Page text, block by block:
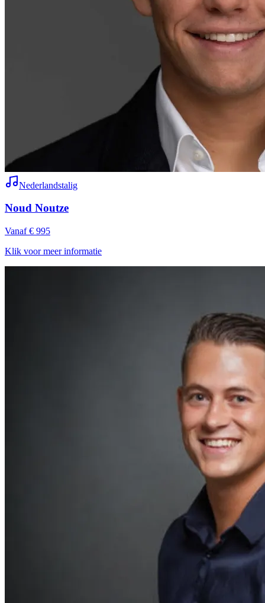
Nederlandstalig
Noud Noutze
Vanaf € 995
Klik voor meer informatie